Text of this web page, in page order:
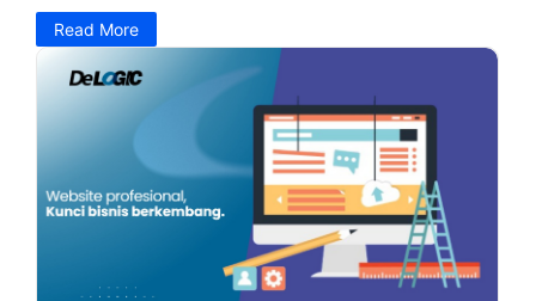
Read More